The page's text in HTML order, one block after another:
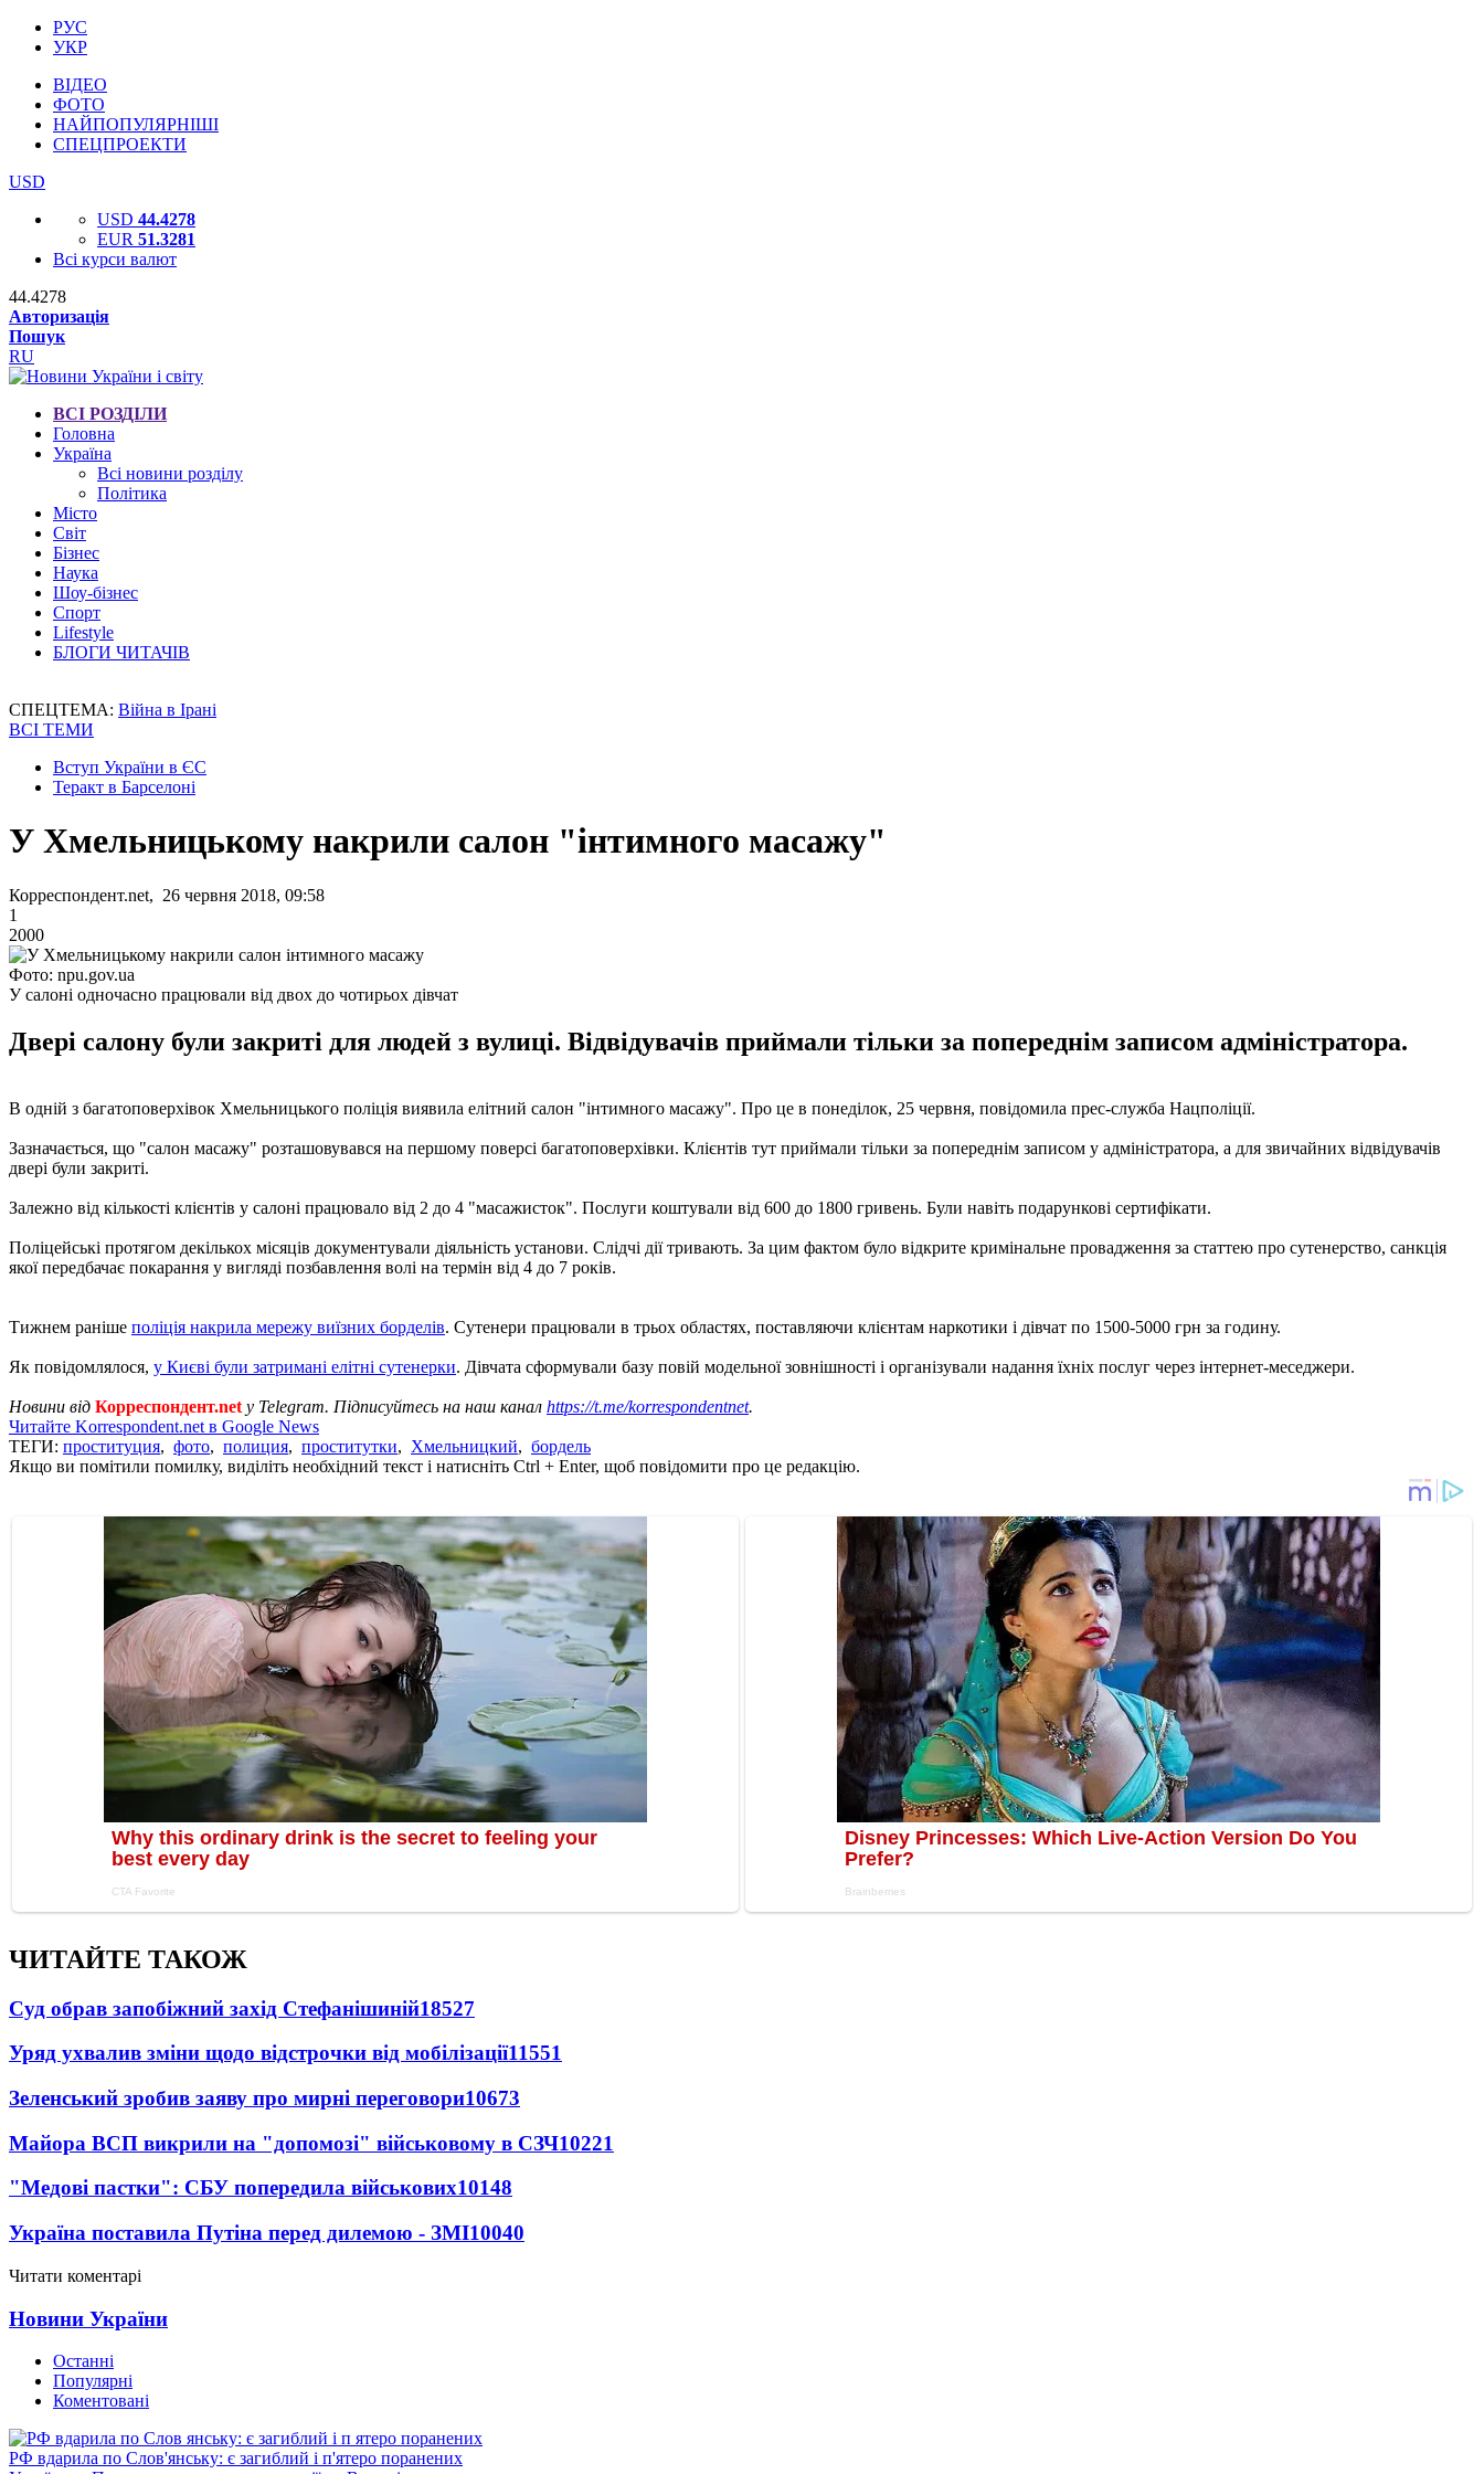
РУС
УКР
ВІДЕО
ФОТО
НАЙПОПУЛЯРНІШІ
СПЕЦПРОЕКТИ
USD
USD 44.4278
EUR 51.3281
Всі курси валют
44.4278
Авторизація
Пошук
RU
ВСІ РОЗДІЛИ
Головна
Україна
Всі новини розділу
Політика
Місто
Світ
Бізнес
Наука
Шоу-бізнес
Спорт
Lifestyle
БЛОГИ ЧИТАЧІВ
СПЕЦТЕМА: Війна в Ірані
ВСІ ТЕМИ
Вступ України в ЄС
Теракт в Барселоні
У Хмельницькому накрили салон "інтимного масажу"
Корреспондент.net, 26 червня 2018, 09:58
1
2000
Фото: npu.gov.ua
У салоні одночасно працювали від двох до чотирьох дівчат
Двері салону були закриті для людей з вулиці. Відвідувачів приймали тільки за попереднім записом адміністратора.
В одній з багатоповерхівок Хмельницького поліція виявила елітний салон "інтимного масажу". Про це в понеділок, 25 червня, повідомила прес-служба Нацполіції.
Зазначається, що "салон масажу" розташовувався на першому поверсі багатоповерхівки. Клієнтів тут приймали тільки за попереднім записом у адміністратора, а для звичайних відвідувачів
двері були закриті.
Залежно від кількості клієнтів у салоні працювало від 2 до 4 "масажисток". Послуги коштували від 600 до 1800 гривень. Були навіть подарункові сертифікати.
Поліцейські протягом декількох місяців документували діяльність установи. Слідчі дії тривають. За цим фактом було відкрите кримінальне провадження за статтею про сутенерство, санкція
якої передбачає покарання у вигляді позбавлення волі на термін від 4 до 7 років.
Тижнем раніше поліція накрила мережу виїзних борделів. Сутенери працювали в трьох областях, поставляючи клієнтам наркотики і дівчат по 1500-5000 грн за годину.
Як повідомлялося, у Києві були затримані елітні сутенерки. Дівчата сформували базу повій модельної зовнішності і організували надання їхніх послуг через інтернет-меседжери.
Новини від Корреспондент.net у Telegram. Підписуйтесь на наш канал https://t.me/korrespondentnet.
Читайте Korrespondent.net в Google News
ТЕГИ: проституция, фото, полиция, проститутки, Хмельницкий, бордель
Якщо ви помітили помилку, виділіть необхідний текст і натисніть Ctrl + Enter, щоб повідомити про це редакцію.
ЧИТАЙТЕ ТАКОЖ
Суд обрав запобіжний захід Стефанішиній18527
Уряд ухвалив зміни щодо відстрочки від мобілізації11551
Зеленський зробив заяву про мирні переговори10673
Майора ВСП викрили на "допомозі" військовому в СЗЧ10221
"Медові пастки": СБУ попередила військових10148
Україна поставила Путіна перед дилемою - ЗМІ10040
Читати коментарі
Новини України
Останні
Популярні
Коментовані
РФ вдарила по Слов'янську: є загиблий і п'ятеро поранених